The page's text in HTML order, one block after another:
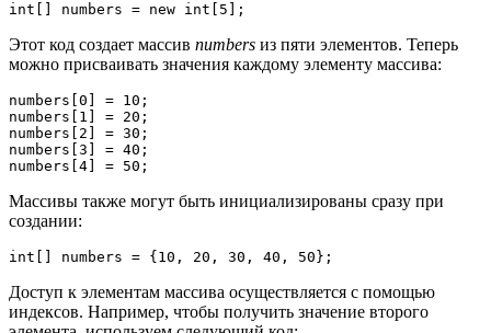
int[] numbers = new int[5];
Этот код создает массив numbers из пяти элементов. Теперь
можно присваивать значения каждому элементу массива:
numbers[0] = 10;
numbers[1] = 20;
numbers[2] = 30;
numbers[3] = 40;
numbers[4] = 50;
Массивы также могут быть инициализированы сразу при
создании:
int[] numbers = {10, 20, 30, 40, 50};
Доступ к элементам массива осуществляется с помощью
индексов. Например, чтобы получить значение второго